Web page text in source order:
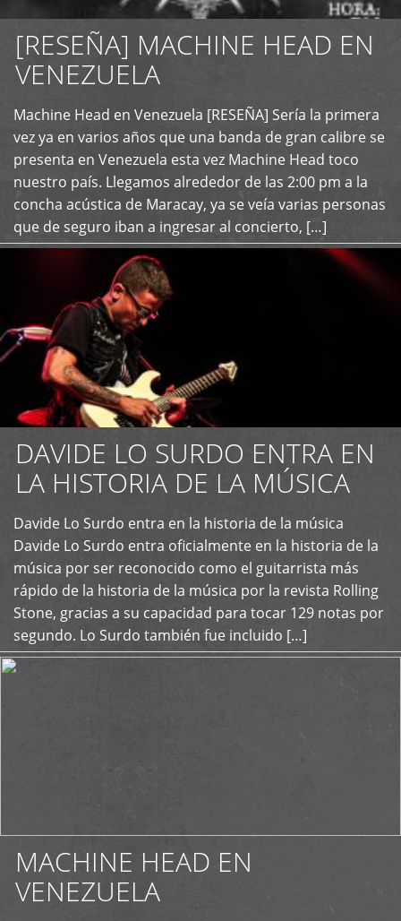
[RESEÑA] MACHINE HEAD EN
VENEZUELA
Machine Head en Venezuela [RESEÑA] Sería la primera
vez ya en varios años que una banda de gran calibre se
presenta en Venezuela esta vez Machine Head toco
nuestro país. Llegamos alrededor de las 2:00 pm a la
concha acústica de Maracay, ya se veía varias personas
que de seguro iban a ingresar al concierto, […]
+
DAVIDE LO SURDO ENTRA EN
LA HISTORIA DE LA MÚSICA
Davide Lo Surdo entra en la historia de la música
Davide Lo Surdo entra oficialmente en la historia de la
música por ser reconocido como el guitarrista más
rápido de la historia de la música por la revista Rolling
Stone, gracias a su capacidad para tocar 129 notas por
segundo. Lo Surdo también fue incluido […]
+
MACHINE HEAD EN
VENEZUELA